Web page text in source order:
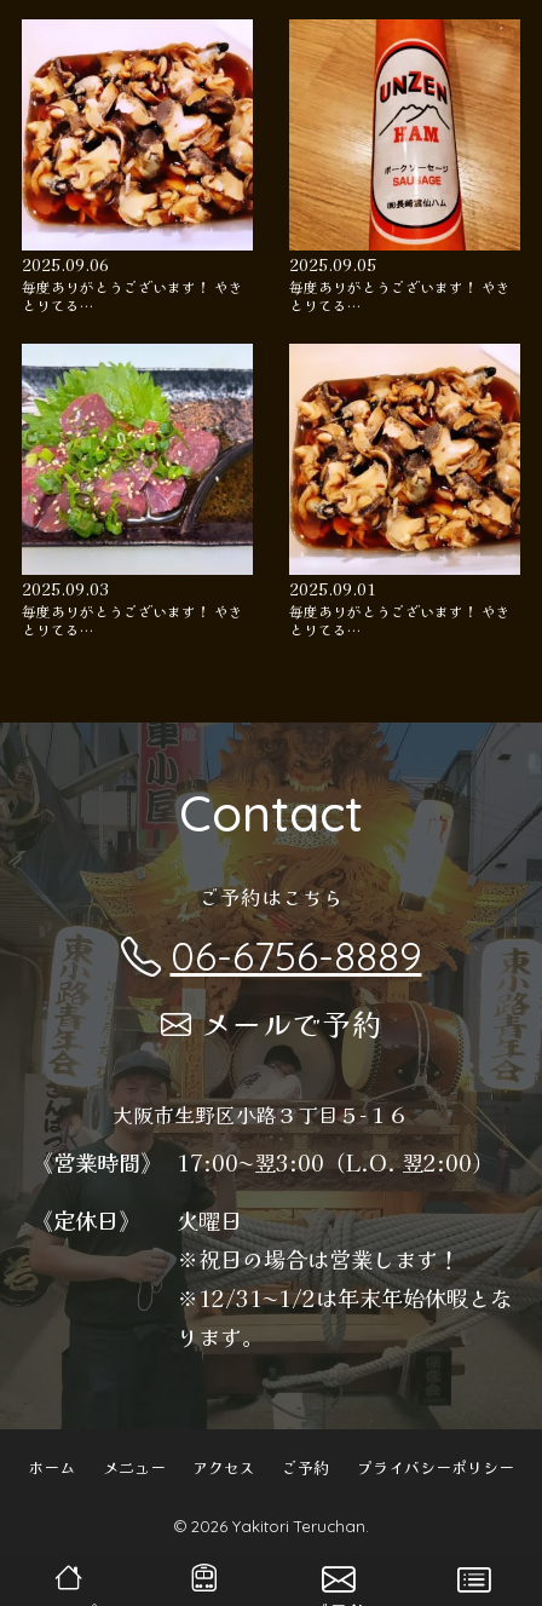
2025.09.06
毎度ありがとうございます！ やき
とりてる…
2025.09.05
毎度ありがとうございます！ やき
とりてる…
2025.09.03
毎度ありがとうございます！ やき
とりてる…
2025.09.01
毎度ありがとうございます！ やき
とりてる…
Contact
ご予約はこちら
06-6756-8889
メールで予約
大阪市生野区小路３丁目５−１６
《営業時間》
17:00〜翌3:00（L.O. 翌2:00）
《定休日》
火曜日
※祝日の場合は営業します！
※12/31〜1/2は年末年始休暇とな
ります。
ホーム メニュー アクセス ご予約 プライバシーポリシー
© 2026 Yakitori Teruchan.